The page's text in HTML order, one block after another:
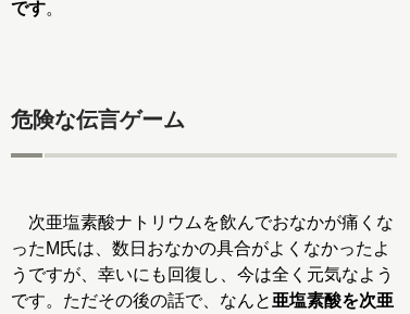
です。
危険な伝言ゲーム
次亜塩素酸ナトリウムを飲んでおなかが痛くな
ったM氏は、数日おなかの具合がよくなかったよ
うですが、幸いにも回復し、今は全く元気なよう
です。ただその後の話で、なんと 亜塩素酸を次亜